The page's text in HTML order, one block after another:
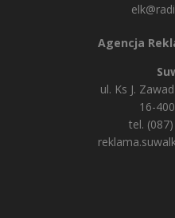
Agencja
ul. Ks J.
16-
tel.